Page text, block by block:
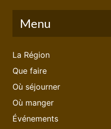
Menu
La Région
Que faire
Où séjourner
Où manger
Événements